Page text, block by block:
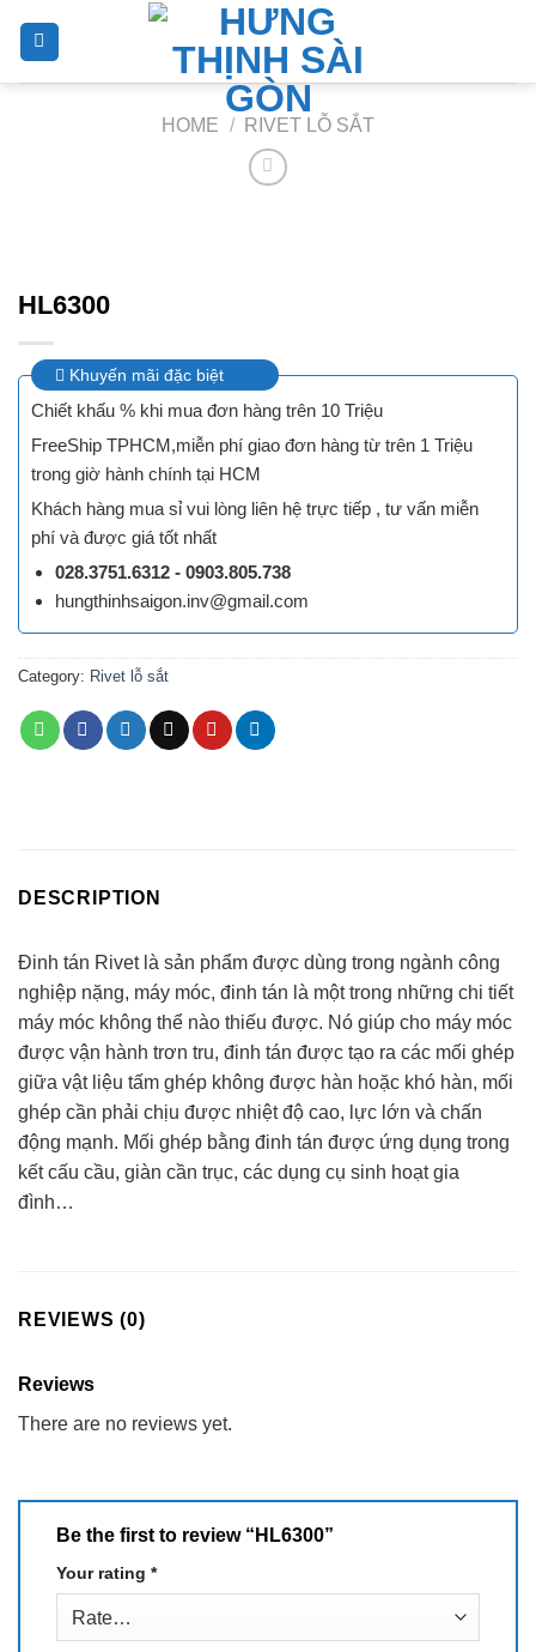
HOME / RIVET LỖ SẮT
HL6300
Khuyến mãi đặc biệt
Chiết khấu % khi mua đơn hàng trên 10 Triệu
FreeShip TPHCM,miễn phí giao đơn hàng từ trên 1 Triệu
trong giờ hành chính tại HCM
Khách hàng mua sỉ vui lòng liên hệ trực tiếp , tư vấn miễn
phí và được giá tốt nhất
028.3751.6312 - 0903.805.738
hungthinhsaigon.inv@gmail.com
Category: Rivet lỗ sắt
DESCRIPTION
Đinh tán Rivet là sản phẩm được dùng trong ngành công
nghiệp nặng, máy móc, đinh tán là một trong những chi tiết
máy móc không thể nào thiếu được. Nó giúp cho máy móc
được vận hành trơn tru, đinh tán được tạo ra các mối ghép
giữa vật liệu tấm ghép không được hàn hoặc khó hàn, mối
ghép cần phải chịu được nhiệt độ cao, lực lớn và chấn
động mạnh. Mối ghép bằng đinh tán được ứng dụng trong
kết cấu cầu, giàn cần trục, các dụng cụ sinh hoạt gia
đình…
REVIEWS (0)
Reviews
There are no reviews yet.
Be the first to review “HL6300”
Your rating *